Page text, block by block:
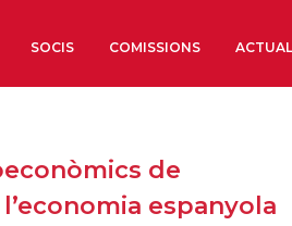
Òrgans de Govern
Òrgans Consultius
SOCIS COMISSIONS
de
espanyola